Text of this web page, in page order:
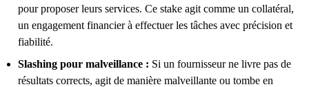
pour proposer leurs services. Ce stake agit comme un collatéral,
un engagement financier à effectuer les tâches avec précision et
fiabilité.
Slashing pour malveillance : Si un fournisseur ne livre pas de
résultats corrects, agit de manière malveillante ou tombe en